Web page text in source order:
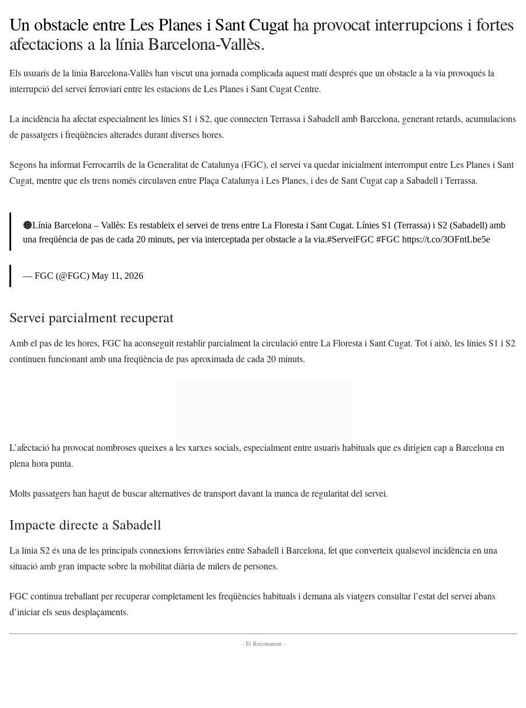
Un obstacle entre Les Planes i Sant Cugatha provocat interrupcions i fortes
afectacions a la línia Barcelona-Vallès.
Els usuaris de la línia Barcelona-Vallès han viscut una jornada complicada aquest matí després que un obstacle a la via provoqués la
interrupció del servei ferroviari entre les estacions de Les Planes i Sant Cugat Centre.
La incidència ha afectat especialment les línies S1 i S2, que connecten Terrassa i Sabadell amb Barcelona, generant retards, acumulacions
de passatgers i freqüències alterades durant diverses hores.
Segons ha informat Ferrocarrils de la Generalitat de Catalunya (FGC), el servei va quedar inicialment interromput entre Les Planes i Sant
Cugat, mentre que els trens només circulaven entre Plaça Catalunya i Les Planes, i des de Sant Cugat cap a Sabadell i Terrassa.
🟠Línia Barcelona – Vallès: Es restableix el servei de trens entre La Floresta i Sant Cugat. Línies S1 (Terrassa) i S2 (Sabadell) amb
una freqüència de pas de cada 20 minuts, per via interceptada per obstacle a la via.#ServeiFGC #FGC https://t.co/3OFntLbe5e
— FGC (@FGC) May 11, 2026
Servei parcialment recuperat
Amb el pas de les hores, FGC ha aconseguit restablir parcialment la circulació entre La Floresta i Sant Cugat. Tot i això, les línies S1 i S2
continuen funcionant amb una freqüència de pas aproximada de cada 20 minuts.
L’afectació ha provocat nombroses queixes a les xarxes socials, especialment entre usuaris habituals que es dirigien cap a Barcelona en
plena hora punta.
Molts passatgers han hagut de buscar alternatives de transport davant la manca de regularitat del servei.
Impacte directe a Sabadell
La línia S2 és una de les principals connexions ferroviàries entre Sabadell i Barcelona, fet que converteix qualsevol incidència en una
situació amb gran impacte sobre la mobilitat diària de milers de persones.
FGC continua treballant per recuperar completament les freqüències habituals i demana als viatgers consultar l’estat del servei abans
d’iniciar els seus desplaçaments.
- Et Recomanem -